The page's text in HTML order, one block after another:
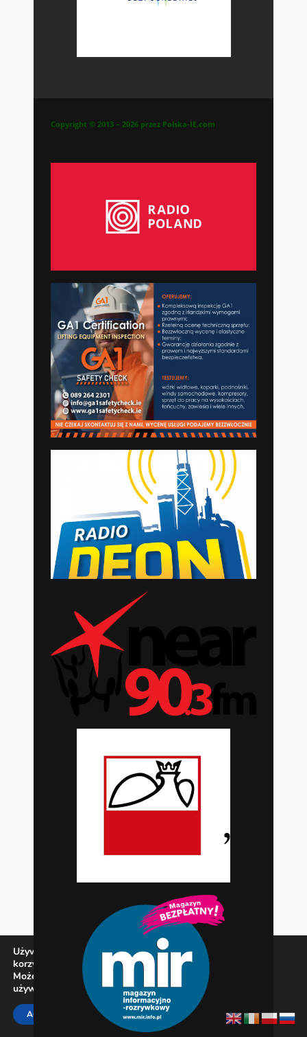
Używamy ciasteczek, aby zapewnić najlepszą jakość
korzystania z naszej witryny.
Możesz dowiedzieć się więcej o tym, jakich ciasteczek
używamy, lub wyłączyć je wustawieniach
ACCEPT REJECT SETTINGS Zamknij panel
Copyright © 2013 – 2026 przez Polska-IE.com